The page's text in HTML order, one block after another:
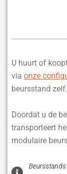
U huurt of
via onze
beursstand zelf.
Doordat u de
transporteert
modulaire